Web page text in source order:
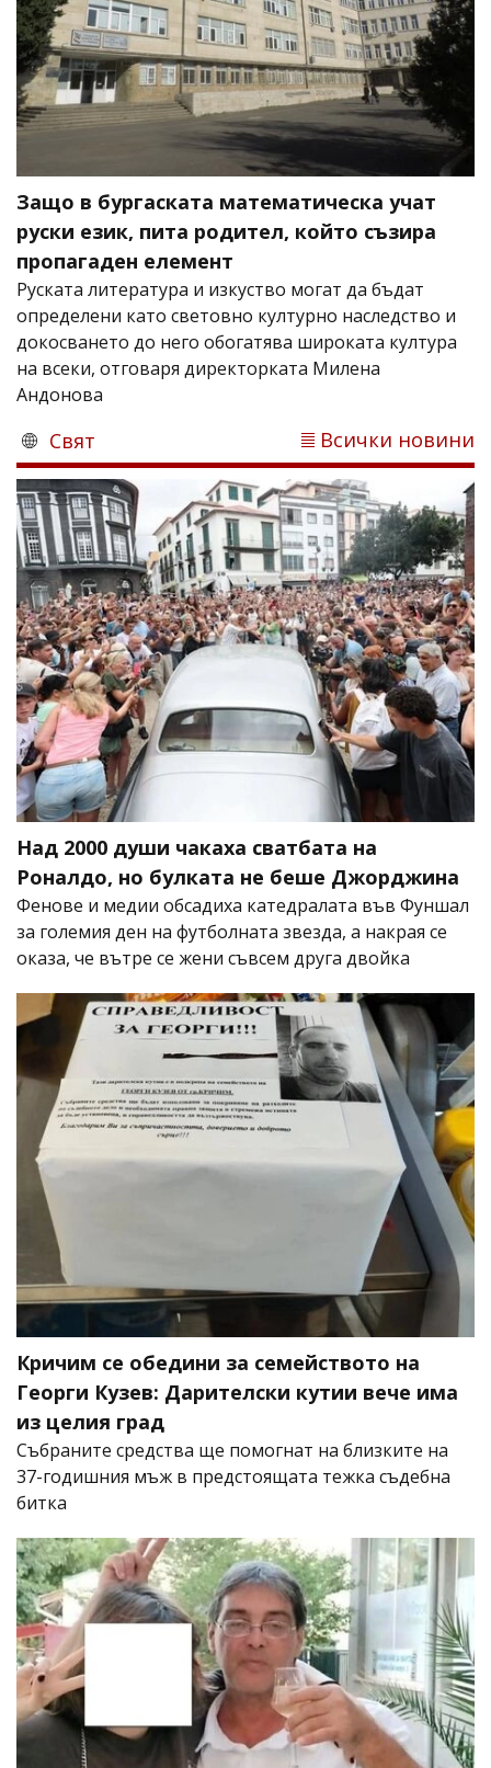
Защо в бургаската математическа учат
руски език, пита родител, който съзира
пропагаден елемент
Руската литература и изкуство могат да бъдат
определени като световно културно наследство и
докосването до него обогатява широката култура
на всеки, отговаря директорката Милена
Андонова
Свят Всички новини
Над 2000 души чакаха сватбата на
Роналдо, но булката не беше Джорджина
Фенове и медии обсадиха катедралата във Фуншал
за големия ден на футболната звезда, а накрая се
оказа, че вътре се жени съвсем друга двойка
Кричим се обедини за семейството на
Георги Кузев: Дарителски кутии вече има
из целия град
Събраните средства ще помогнат на близките на
37-годишния мъж в предстоящата тежка съдебна
битка